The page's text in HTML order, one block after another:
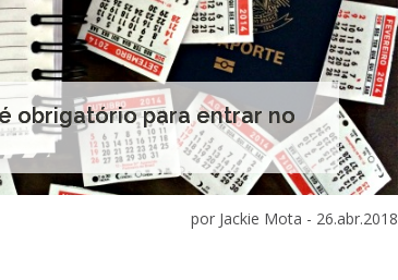
obrigatório para entrar no
por Jackie Mota - 26.abr.2018